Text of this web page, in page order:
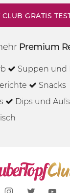
CLUB GRATIS
Premium
Suppen und
Snacks
Dips und